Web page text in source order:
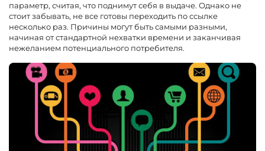
параметр, считая, что поднимут себя в выдаче. Однако не
стоит забывать, не все готовы переходить по ссылке
несколько раз. Причины могут быть самыми разными,
начиная от стандартной нехватки времени и заканчивая
нежеланием потенциального потребителя.